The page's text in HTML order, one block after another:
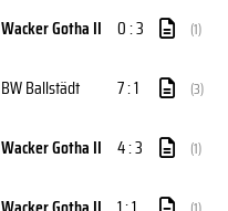
Wacker Gotha II 0 : 3 (1)
BW Ballstädt 7 : 1 (3)
Wacker Gotha II 4 : 3 (1)